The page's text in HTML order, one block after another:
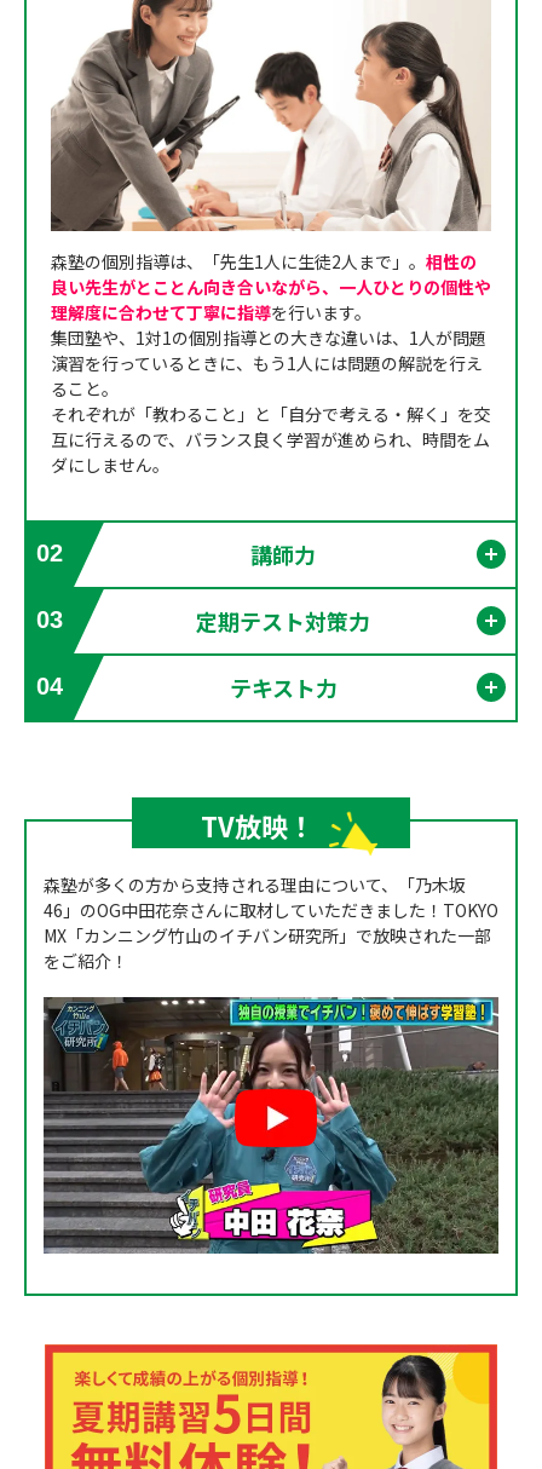
森塾の個別指導は、「先生1人に生徒2人まで」。 相性の
良い先生がとことん向き合いながら、一人ひとりの個性や
理解度に合わせて丁寧に指導を行います。
集団塾や、1対1の個別指導との大きな違いは、1人が問題
演習を行っているときに、もう1人には問題の解説を行え
ること。
それぞれが「教わること」と「自分で考える・解く」を交
互に行えるので、バランス良く学習が進められ、時間をム
ダにしません。
02 講師力
03 定期テスト対策力
04 テキスト力
TV放映！
森塾が多くの方から支持される理由について、「乃木坂
46」のOG中田花奈さんに取材していただきました！TOKYO
MX「カンニング竹山のイチバン研究所」で放映された一部
をご紹介！